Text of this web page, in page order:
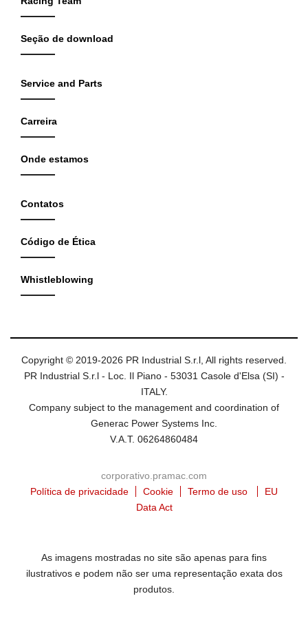
Seção de download
Service and Parts
Carreira
Onde estamos
Contatos
Código de Ética
Whistleblowing
Copyright © 2019-2026 PR Industrial S.r.l, All rights reserved.
PR Industrial S.r.l - Loc. Il Piano - 53031 Casole d'Elsa (SI) -
ITALY.
Company subject to the management and coordination of
Generac Power Systems Inc.
V.A.T. 06264860484
corporativo.pramac.com
Política de privacidade
Cookie Termo de uso
EU
Data Act
As imagens mostradas no site são apenas para fins
ilustrativos e podem não ser uma representação exata dos
produtos.